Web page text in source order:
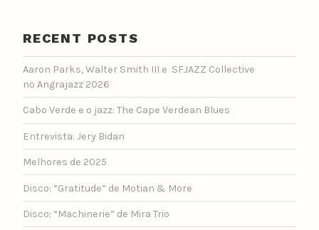
RECENT POSTS
Aaron Parks, Walter Smith III e SFJAZZ Collective
no Angrajazz 2026
Cabo Verde e o jazz: The Cape Verdean Blues
Entrevista: Jery Bidan
Melhores de 2025
Disco: “Gratitude” de Motian & More
Disco: “Machinerie” de Mira Trio